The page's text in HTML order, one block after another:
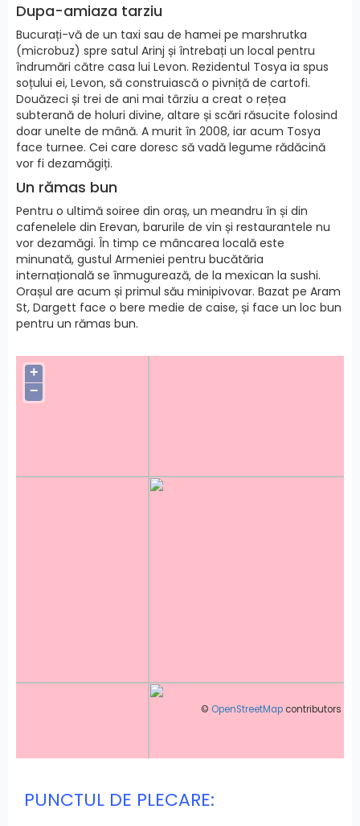
Dupa-amiaza tarziu
Bucurați-vă de un taxi sau de hamei pe marshrutka
(microbuz) spre satul Arinj și întrebați un local pentru
îndrumări către casa lui Levon. Rezidentul Tosya ia spus
soțului ei, Levon, să construiască o pivniță de cartofi.
Douăzeci și trei de ani mai târziu a creat o rețea
subterană de holuri divine, altare și scări răsucite folosind
doar unelte de mână. A murit în 2008, iar acum Tosya
face turnee. Cei care doresc să vadă legume rădăcină
vor fi dezamăgiți.
Un rămas bun
Pentru o ultimă soiree din oraș, un meandru în și din
cafenelele din Erevan, barurile de vin și restaurantele nu
vor dezamăgi. În timp ce mâncarea locală este
minunată, gustul Armeniei pentru bucătăria
internațională se înmugurează, de la mexican la sushi.
Orașul are acum și primul său minipivovar. Bazat pe Aram
St, Dargett face o bere medie de caise, și face un loc bun
pentru un rămas bun.
+
−
© OpenStreetMap contributors
PUNCTUL DE PLECARE: